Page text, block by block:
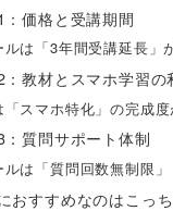
価格と受講期間
は「3年間受講延長」
教材とスマホ学習の
スマホ特化」の完成度
質問サポート体制
は「質問回数無制限」
おすすめなのはこっち